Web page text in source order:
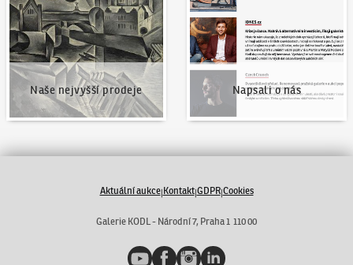
Naše nejvyšší prodeje Napsali o nás
Aktuální aukce|Kontakt|GDPR|Cookies
Galerie KODL - Národní 7, Praha 1 110 00
YouTubeFacebookInstagramLinkedIn